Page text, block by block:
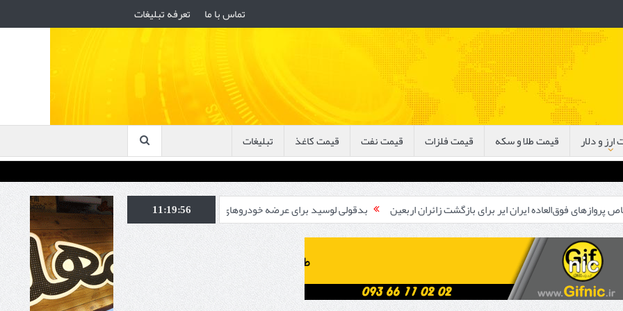
تماس با ما تعرفه تبلیغات
و دلار قیمت طلا و سکه قیمت فلزات قیمت نفت قیمت کاغذ تبلیغات
ایران ایر برای بازگشت زائران اربعین بدقولی لوسید برای عرضه خودروهای برقی ارزان‌تر
ویدیو/ موانع اصلی توسعه مردمی نیروگاه‌های
11:19:57